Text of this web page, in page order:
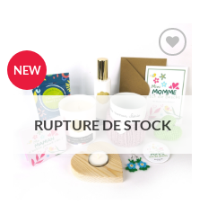
NEW
Ajouter
à la
wishlist
RUPTURE DE STOCK